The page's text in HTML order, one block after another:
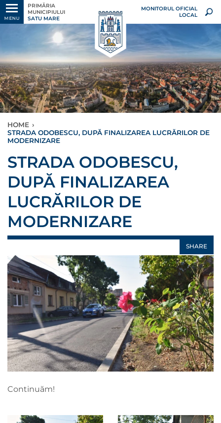
MENU
PRIMĂRIA
MUNICIPIULUI
SATU MARE
MONITORUL OFICIAL
LOCAL
HOME ›
STRADA ODOBESCU, DUPĂ FINALIZAREA LUCRĂRILOR DE
MODERNIZARE
STRADA ODOBESCU,
DUPĂ FINALIZAREA
LUCRĂRILOR DE
MODERNIZARE
SHARE
Continuăm!